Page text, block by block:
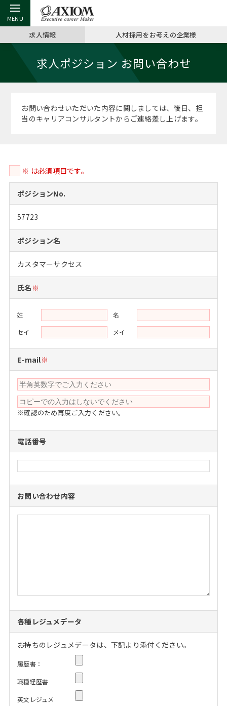
戻る
アクシアムの特長 ミッシ
コンサ
サービス案内
お申し
キャリ
戻る
キャリア支援 TOP
キャリアデザイン講座
（最新求人市場動向）
キャリ
MBAの
おわり
MBAの転職事例
MBAからのFAQ
MBA留学生数の推移
MBA留
日本か
インターン受入企業一覧
MBAを生かす求人特集
年齢と年収の相関図
戻る
転職ツール TOP
英文レジュメの書き方
英文レ
パワー
よくある面接Q&A集
外資系／面接攻略のコツ
戻る
転職コラム TOP
“展”職相談室
転職成功への4つの鍵
キャリアに効く一冊
注目企業インタビュー
戻る
イベント・セミナー TOP
ジョブフェア
キャリアフォーラム
プロ経営者の特別セミナー
Career Talk Live
戻る
会社概要 TOP
沿革
採用情報
パブリシティ
ニュースリリース
求人情報 人材採用をお考えの企業様
求人ポジション お問い合わせ
お問い合わせいただいた内容に関しましては、後日、担
当のキャリアコンサルタントからご連絡差し上げます。
※ は必須項目です。
ポジションNo.
57723
ポジション名
カスタマーサクセス
氏名 ※
姓
名
セイ
メイ
E-mail※
※確認のため再度ご入力ください。
電話番号
お問い合わせ内容
各種レジュメデータ
お持ちのレジュメデータは、下記より添付ください。
履歴書：
職種経歴書
英文レジュメ